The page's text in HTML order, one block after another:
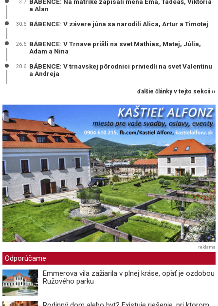
3.7.
a Alan
30.6. BÁBENCE: V závere júna sa narodili Alica, Artur a Timotej
26.6. BÁBENCE: V Trnave prišli na svet Mathias, Matej, Júlia,
Adam a Nina
20.6. BÁBENCE: V trnavskej pôrodnici priviedli na svet Valentínu
a Andreja
ďalšie články v tejto sekcii ››
reklama
Odporúčame
Emmerova vila zažiarila v plnej kráse, opäť je ozdobou
Ružového parku